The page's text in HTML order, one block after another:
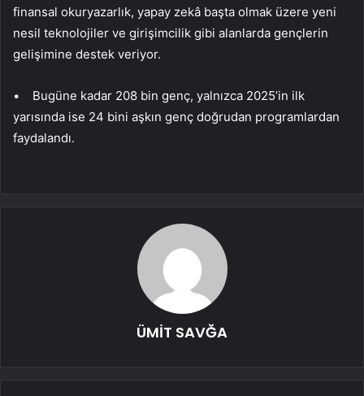
finansal okuryazarlık, yapay zekâ başta olmak üzere yeni
nesil teknolojiler ve girişimcilik gibi alanlarda gençlerin
gelişimine destek veriyor.
• Bugüne kadar 208 bin genç, yalnızca 2025’in ilk
yarısında ise 24 bini aşkın genç doğrudan programlardan
faydalandı.
ÜMİT SAVĞA